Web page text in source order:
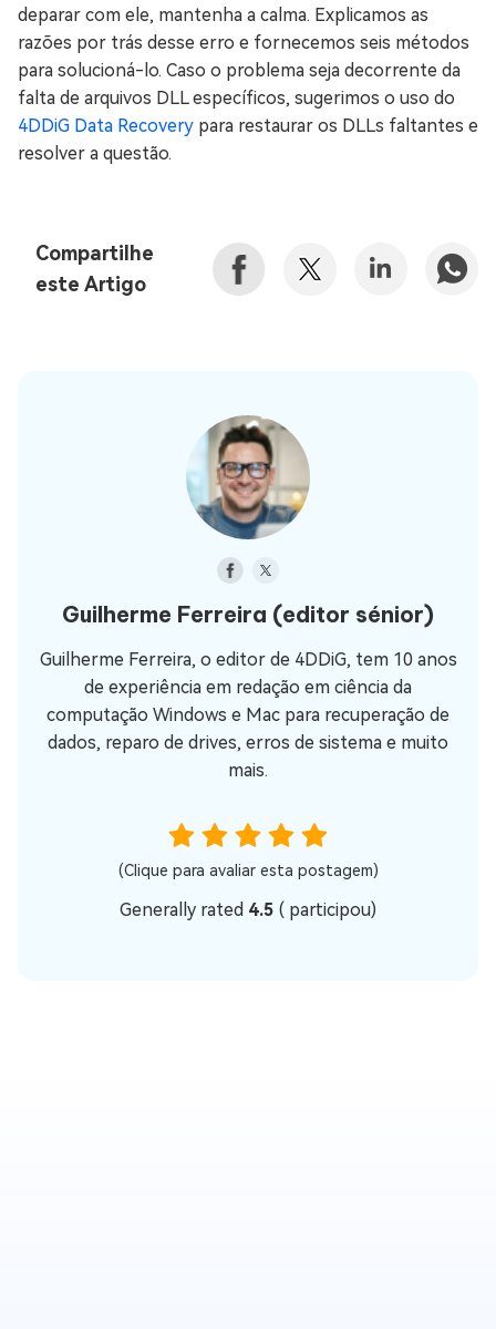
deparar com ele, mantenha a calma. Explicamos as
razões por trás desse erro e fornecemos seis métodos
para solucioná-lo. Caso o problema seja decorrente da
falta de arquivos DLL específicos, sugerimos o uso do
4DDiG Data Recovery para restaurar os DLLs faltantes e
resolver a questão.
Compartilhe
este Artigo
Guilherme Ferreira (editor sénior)
Guilherme Ferreira, o editor de 4DDiG, tem 10 anos
de experiência em redação em ciência da
computação Windows e Mac para recuperação de
dados, reparo de drives, erros de sistema e muito
mais.
(Clique para avaliar esta postagem)
Generally rated 4.5 ( participou)